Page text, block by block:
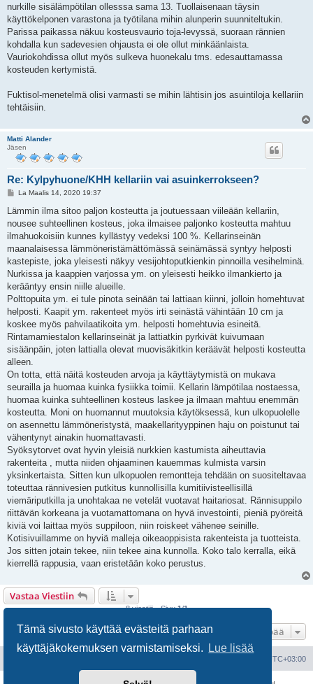
Tämä sivusto käyttää evästeitä parhaan
käyttäjäkokemuksen varmistamiseksi.
Lue lisää
nurkille sisälämpötilan ollesssa sama 13. Tuollaisenaan täysin
käyttökelponen varastona ja työtilana mihin alunperin suunniteltukin.
Parissa paikassa näkuu kosteusvaurio toja-levyssä, suoraan rännien
kohdalla kun sadevesien ohjausta ei ole ollut minkäänlaista.
Vauriokohdissa ollut myös sulkeva huonekalu tms. edesauttamassa
kosteuden kertymistä.
Fuktisol-menetelmä olisi varmasti se mihin lähtisin jos asuintiloja kellariin
tehtäisiin.
Matti Alander
Jäsen
Re: Kylpyhuone/KHH kellariin vai asuinkerrokseen?
V
e
t
i
La Maalis 14, 2020 19:37
Lämmin ilma sitoo paljon kosteutta ja joutuessaan viileään kellariin,
nousee suhteellinen kosteus, joka ilmaisee paljonko kosteutta mahtuu
ilmahuokoisiin kunnes kyllästyy vedeksi 100 %. Kellarinseinän
maanalaisessa lämmöneristämättömässä seinämässä syntyy helposti
kastepiste, joka yleisesti näkyy vesijohtoputkienkin pinnoilla vesihelminä.
Nurkissa ja kaappien varjossa ym. on yleisesti heikko ilmankierto ja
kerääntyy ensin niille alueille.
Polttopuita ym. ei tule pinota seinään tai lattiaan kiinni, jolloin homehtuvat
helposti. Kaapit ym. rakenteet myös irti seinästä vähintään 10 cm ja
koskee myös pahvilaatikoita ym. helposti homehtuvia esineitä.
Rintamamiestalon kellarinseinät ja lattiatkin pyrkivät kuivumaan
sisäänpäin, joten lattialla olevat muovisäkitkin keräävät helposti kosteutta
alleen.
On totta, että näitä kosteuden arvoja ja käyttäytymistä on mukava
seurailla ja huomaa kuinka fysiikka toimii. Kellarin lämpötilaa nostaessa,
huomaa kuinka suhteellinen kosteus laskee ja ilmaan mahtuu enemmän
kosteutta. Moni on huomannut muutoksia käytöksessä, kun ulkopuolelle
on asennettu lämmöneristystä, maakellarityyppinen haju on poistunut tai
vähentynyt ainakin huomattavasti.
Syöksytorvet ovat hyvin yleisiä nurkkien kastumista aiheuttavia
rakenteita , mutta niiden ohjaaminen kauemmas kulmista varsin
yksinkertaista. Sitten kun ulkopuolen remontteja tehdään on suositeltavaa
toteuttaa rännivesien putkitus kunnollisilla kumitiivisteellisillä
viemäriputkilla ja unohtakaa ne vetelät vuotavat haitariosat. Rännisuppilo
riittävän korkeana ja vuotamattomana on hyvä investointi, pieniä pyöreitä
kiviä voi laittaa myös suppiloon, niin roiskeet vähenee seinille.
Kotisivuillamme on hyviä malleja oikeaoppisista rakenteista ja tuotteista.
Jos sitten jotain tekee, niin tekee aina kunnolla. Koko talo kerralla, eikä
kierrellä rappusia, vaan eristetään koko perustus.
Vastaa Viestiin
8 viestiä • Sivu1/1
Hyppää
UTC+03:00